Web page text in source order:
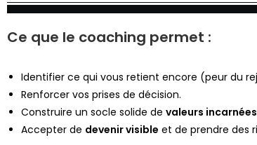
Ce que le coaching permet :
Identifier ce qui vous retient encore (peur du
Renforcer vos prises de décision.
Construire un socle solide de valeurs incarnées
Accepter de devenir visible et de prendre des